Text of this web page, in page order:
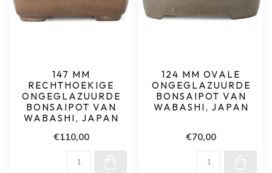
147 MM
RECHTHOEKIGE
ONGEGLAZUURDE
BONSAIPOT VAN
WABASHI, JAPAN
€110,00
124 MM OVALE
ONGEGLAZUURDE
BONSAIPOT VAN
WABASHI, JAPAN
€70,00